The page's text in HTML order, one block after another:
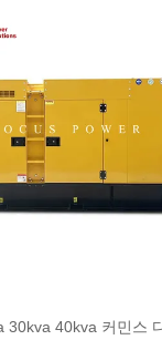
30kva 40kva 커민스